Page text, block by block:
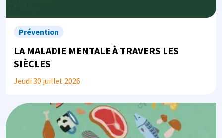
Prévention
LA MALADIE MENTALE À TRAVERS LES
SIÈCLES
Jeudi 30 juillet 2026
Image